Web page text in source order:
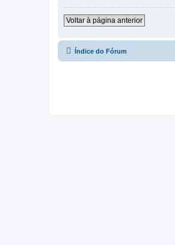
Voltar à página anterior
Índice do Fórum